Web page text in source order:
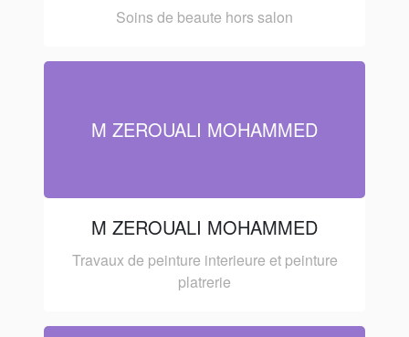
Soins de beaute hors salon
M ZEROUALI MOHAMMED
M ZEROUALI MOHAMMED
Travaux de peinture interieure et peinture
platrerie